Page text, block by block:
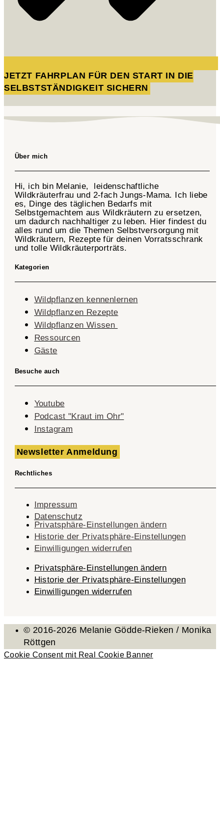
JETZT FAHRPLAN FÜR DEN START IN DIE
SELBSTSTÄNDIGKEIT SICHERN
Über mich
Hi, ich bin Melanie, leidenschaftliche
Wildkräuterfrau und 2-fachJungs-Mama. Ich liebe
es, Dinge des täglichen Bedarfs mit
Selbstgemachtem aus Wildkräutern zu ersetzen,
um dadurch nachhaltiger zu leben. Hier findest du
alles rund um die Themen Selbstversorgung mit
Wildkräutern, Rezepte für deinen Vorratsschrank
und tolle Wildkräuterporträts.
Kategorien
Wildpflanzen kennenlernen
Wildpflanzen Rezepte
Wildpflanzen Wissen ​
Ressourcen
Gäste
Besuche auch
Youtube
Podcast "Kraut im Ohr"
Instagram
Newsletter Anmeldung
Rechtliches
Impressum
Datenschutz
Privatsphäre-Einstellungen ändern
Historie der Privatsphäre-Einstellungen
Einwilligungen widerrufen
Privatsphäre-Einstellungen ändern
Historie der Privatsphäre-Einstellungen
Einwilligungen widerrufen
© 2016-2026 Melanie Gödde-Rieken / Monika
Röttgen
Cookie Consent mit Real Cookie Banner